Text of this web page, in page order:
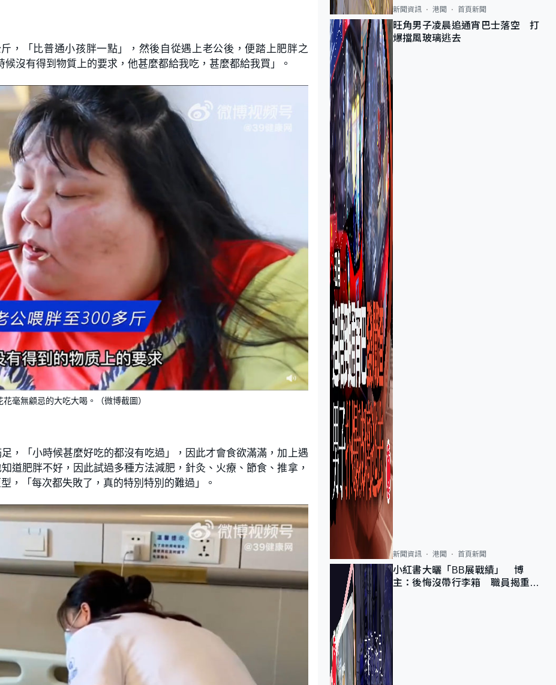
，「比普通小孩胖一點」，然後自從遇上老公後，便踏上肥胖之
沒有得到物質上的要求，他甚麼都給我吃，甚麼都給我買」。
毫無顧忌的大吃大喝。（微博截圖）
，「小時候甚麼好吃的都沒有吃過」，因此才會食欲滿滿，加上遇
道肥胖不好，因此試過多種方法減肥，針灸、火療、節食、推拿，
，「每次都失敗了，真的特別特別的難過」。
新聞資訊 港聞 首頁新聞
旺角男子凌晨追通宵巴士落空 打
爆擋風玻璃逃去
新聞資訊 港聞 首頁新聞
小紅書大曬「BB展戰績」 博
主：後悔沒帶行李箱 職員揭重複